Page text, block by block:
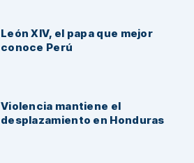
León XIV, el papa que mejor
conoce Perú
Violencia mantiene el
desplazamiento en Honduras